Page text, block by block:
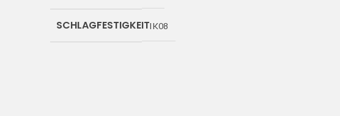
SCHLAGFESTIGKEITIK08